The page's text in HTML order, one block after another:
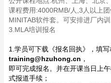
课程费用:4000RMB/人,3人以上
MINITAB软件套。可安排进厂内训
3.MLA培训报名
1.学员可下载《报名回执》，填
training@hzuhong.cn ，
即可完成报名。并在开课当日上
式报道手续；